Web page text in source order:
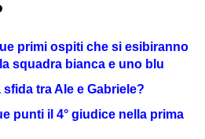
primi ospiti che si esibiranno
squadra bianca e uno blu
tra Ale e Gabriele?
punti il 4° giudice nella prima